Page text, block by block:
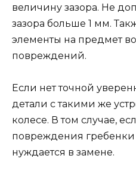
величину зазора. Не
зазора больше 1 мм.
элементы на предмет
повреждений.
Если нет точной
детали с такими же
колесе. В том случае,
повреждения гребенки
нуждается в замене.